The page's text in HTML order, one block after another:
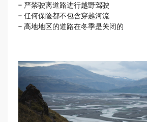
- 严禁驶离道路进行越野驾驶
- 任何保险都不包含穿越河流
- 高地地区的道路在冬季是关闭的